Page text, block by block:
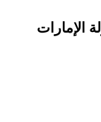
الإمارات